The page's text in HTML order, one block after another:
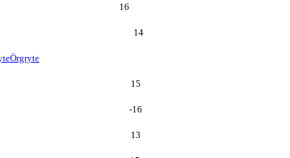
16
14
Örgryte
15
-16
13